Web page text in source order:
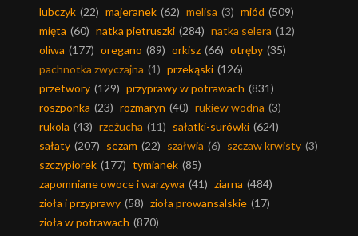
lubczyk (22) majeranek (62) melisa (3) miód (509)
mięta (60) natka pietruszki (284) natka selera (12)
oliwa (177) oregano (89) orkisz (66) otręby (35)
pachnotka zwyczajna (1) przekąski (126)
przetwory (129) przyprawy w potrawach (831)
roszponka (23) rozmaryn (40) rukiew wodna (3)
rukola (43) rzeżucha (11) sałatki-surówki (624)
sałaty (207) sezam (22) szałwia (6) szczaw krwisty (3)
szczypiorek (177) tymianek (85)
zapomniane owoce i warzywa (41) ziarna (484)
zioła i przyprawy (58) zioła prowansalskie (17)
zioła w potrawach (870)